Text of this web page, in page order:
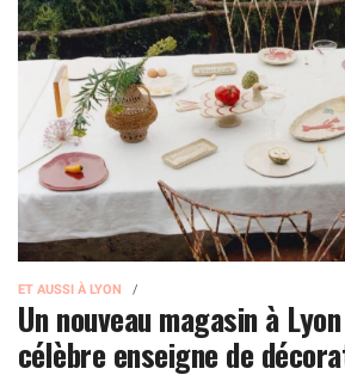
ET AUSSI À LYON
Un nouveau magasin à
célèbre enseigne de